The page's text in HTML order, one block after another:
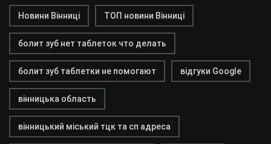
Новини Вінниці ТОП новини Вінниці
болит зуб нет таблеток что делать
болит зуб таблетки не помогают відгуки Google
вінницька область
вінницький міський тцк та сп адреса